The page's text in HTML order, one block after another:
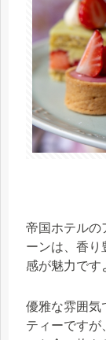
帝国ホテルの
ーンは、香り
感が魅力です
優雅な雰囲気
ティーですが